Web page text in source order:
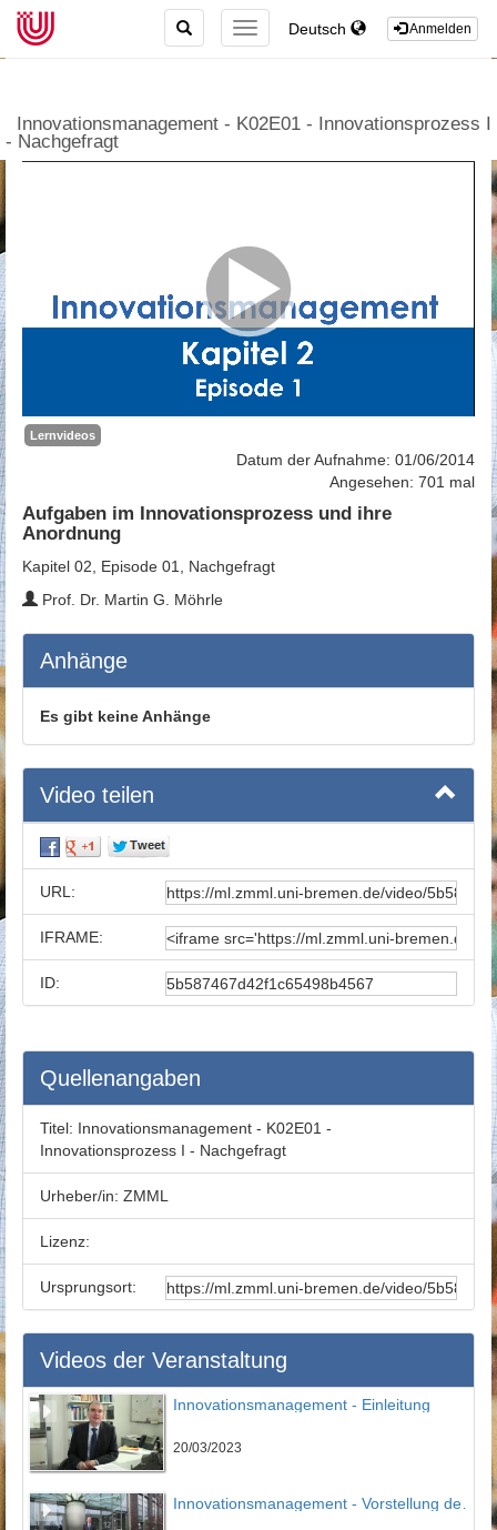
Anmelden
Deutsch
TOGGLE
NAVIGATION
TOGGLE
SEARCH
Innovationsmanagement - K02E01 - Innovationsprozess I
- Nachgefragt
Lernvideos
Datum der Aufnahme: 01/06/2014
Angesehen: 701 mal
Aufgaben im Innovationsprozess und ihre
Anordnung
Kapitel 02, Episode 01, Nachgefragt
Prof. Dr. Martin G. Möhrle
Anhänge
Es gibt keine Anhänge
Video teilen
URL:
IFRAME:
ID:
Quellenangaben
Titel: Innovationsmanagement - K02E01 -
Innovationsprozess I - Nachgefragt
Urheber/in: ZMML
Lizenz:
Ursprungsort:
Videos der Veranstaltung
Innovationsmanagement - Einleitung
20/03/2023
Innovationsmanagement - Vorstellung des IPMI